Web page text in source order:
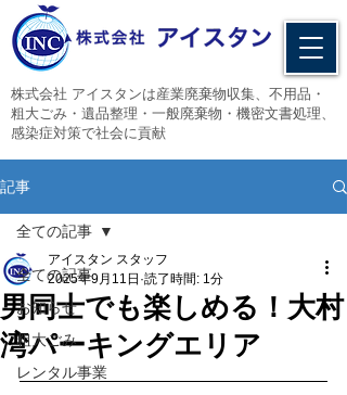
​株式会社 アイスタンは産業廃棄物収集、不用品・
粗大ごみ・遺品整理・一般廃棄物・機密文書処理、
感染症対策で社会に貢献
記事
全ての記事
お知らせ
粗大ごみ
レンタル事業
全ての記事
男同士でも楽しめる！大村
湾パーキングエリア
アイスタン スタッフ
2025年9月11日 読了時間: 1分